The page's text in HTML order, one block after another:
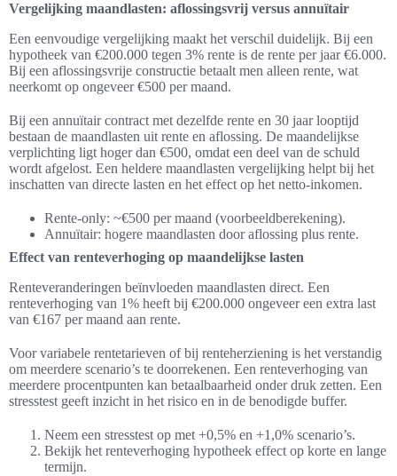
Vergelijking maandlasten: aflossingsvrij versus annuïtair
Een eenvoudige vergelijking maakt het verschil duidelijk. Bij een
hypotheek van €200.000 tegen 3% rente is de rente per jaar €6.000.
Bij een aflossingsvrije constructie betaalt men alleen rente, wat
neerkomt op ongeveer €500 per maand.
Bij een annuïtair contract met dezelfde rente en 30 jaar looptijd
bestaan de maandlasten uit rente en aflossing. De maandelijkse
verplichting ligt hoger dan €500, omdat een deel van de schuld
wordt afgelost. Een heldere maandlasten vergelijking helpt bij het
inschatten van directe lasten en het effect op het netto-inkomen.
Rente-only: ~€500 per maand (voorbeeldberekening).
Annuïtair: hogere maandlasten door aflossing plus rente.
Effect van renteverhoging op maandelijkse lasten
Renteveranderingen beïnvloeden maandlasten direct. Een
renteverhoging van 1% heeft bij €200.000 ongeveer een extra last
van €167 per maand aan rente.
Voor variabele rentetarieven of bij renteherziening is het verstandig
om meerdere scenario’s te doorrekenen. Een renteverhoging van
meerdere procentpunten kan betaalbaarheid onder druk zetten. Een
stresstest geeft inzicht in het risico en in de benodigde buffer.
Neem een stresstest op met +0,5% en +1,0% scenario’s.
Bekijk het renteverhoging hypotheek effect op korte en lange
termijn.